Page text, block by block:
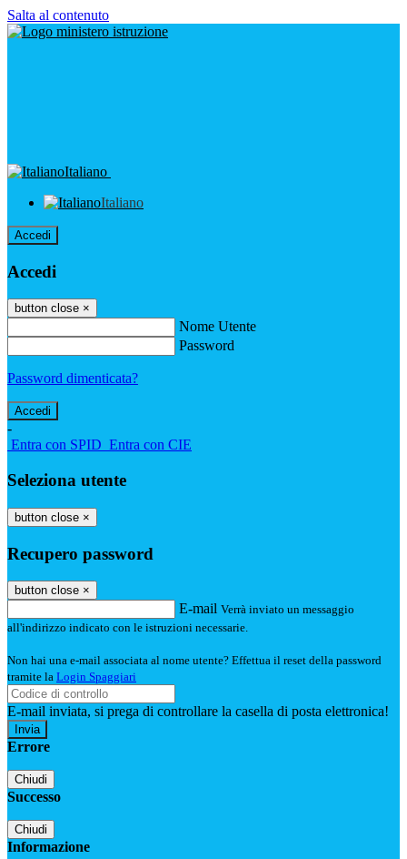
Salta al contenuto
Italiano
Italiano
Accedi
Accedi
button close ×
Nome Utente
Password
Password dimenticata?
-
Entra con SPID Entra con CIE
Seleziona utente
button close ×
Recupero password
button close ×
E-mail Verrà inviato un messaggio
all'indirizzo indicato con le istruzioni necessarie.
Non hai una e-mail associata al nome utente? Effettua il reset della password
tramite la Login Spaggiari
E-mail inviata, si prega di controllare la casella di posta elettronica!
Errore
Chiudi
Successo
Chiudi
Informazione